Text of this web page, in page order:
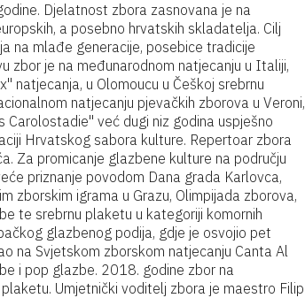
Djelatnost zbora zasnovana je na
a posebno hrvatskih skladatelja. Cilj
na mlađe generacije, posebice tradicije
zbor je na međunarodnom natjecanju u Italiji,
natjecanja, u Olomoucu u Češkoj srebrnu
natjecanju pjevačkih zborova u Veroni,
već dugi niz godina uspješno
Hrvatskog sabora kulture. Repertoar zbora
Za promicanje glazbene kulture na području
priznanje povodom Dana grada Karlovca,
zborskim igrama u Grazu, Olimpijada zborova,
te srebrnu plaketu u kategoriji komornih
glazbenog podija, gdje je osvojio pet
na Svjetskom zborskom natjecanju Canta Al
i pop glazbe. 2018. godine zbor na
Umjetnički voditelj zbora je maestro Filip